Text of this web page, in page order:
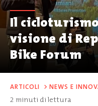
Il
visione di
Bike Forum
ARTICOLI > NEWS E
2 minuti di lettura